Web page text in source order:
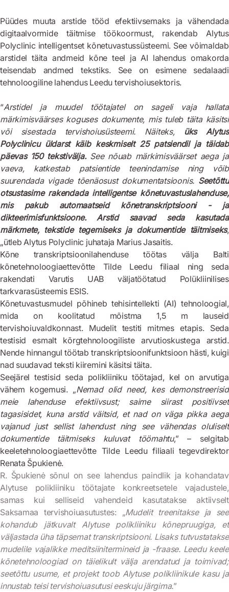
Püüdes muuta arstide tööd efektiivsemaks ja vähendada
digitaalvormide täitmise töökoormust, rakendab Alytus
Polyclinic intelligentset kõnetuvastussüsteemi. See võimaldab
arstidel täita andmeid kõne teel ja AI lahendus omakorda
teisendab andmed tekstiks. See on esimene sedalaadi
tehnoloogiline lahendus Leedu tervishoiusektoris.
“Arstidel ja muudel töötajatel on sageli vaja hallata
märkimisväärses koguses dokumente, mis tuleb täita käsitsi
või sisestada tervishoiusüsteemi. Näiteks, üks Alytus
Polyclinicu üldarst käib keskmiselt 25 patsiendil ja täidab
päevas 150 tekstivälja.See nõuab märkimisväärset aega ja
vaeva, katkestab patsientide teenindamise ning võib
suurendada vigade tõenäosust dokumentatsioonis. Seetõttu
otsustasime rakendada intelligentse kõnetuvastuslahenduse,
mis pakub automaatseid kõnetranskriptsiooni - ja
dikteerimisfunktsioone. Arstid saavad seda kasutada
märkmete, tekstide tegemiseks ja dokumentide täitmiseks,
„ütleb Alytus Polyclinic juhataja Marius Jasaitis.
Kõne transkriptsioonilahenduse töötas välja Balti
kõnetehnoloogiaettevõtte Tilde Leedu filiaal ning seda
rakendati Varutis UAB väljatöötatud Polükliinilises
tarkvarasüsteemis ESIS.
Kõnetuvastusmudel põhineb tehisintellekti (AI) tehnoloogial,
mida on koolitatud mõistma 1,5 m lauseid
tervishoiuvaldkonnast. Mudelit testiti mitmes etapis. Seda
testisid esmalt kõrgtehnoloogiliste arvutioskustega arstid.
Nende hinnangul töötab transkriptsioonifunktsioon hästi, kuigi
nad suudavad teksti kiiremini käsitsi täita.
Seejärel testisid seda polikliiniku töötajad, kel on arvutiga
vähem kogemusi. „Nemad olid need, kes demonstreerisid
meie lahenduse efektiivsust; saime siirast positiivset
tagasisidet, kuna arstid väitsid, et nad on väga pikka aega
vajanud just sellist lahendust ning see vähendas oluliselt
dokumentide täitmiseks kuluvat töömahtu,” – selgitab
keeletehnoloogiaettevõtte Tilde Leedu filiaali tegevdirektor
Renata Špukienė.
R. Špukienė sõnul on see lahendus paindlik ja kohandatav
Alytuse polikliiniku töötajate konkreetsetele vajadustele,
samas kui selliseid vahendeid kasutatakse aktiivselt
Saksamaa tervishoiuasutustes: „Mudelit treenitakse ja see
kohandub jätkuvalt Alytuse polikliiniku kõnepruugiga, et
väljastada üha täpsemat transkriptsiooni. Lisaks tutvustatakse
mudelile vajalikke meditsiinitermineid ja -fraase. Leedu keele
kõnetehnoloogiad on täielikult välja arendatud ja toimivad;
seetõttu usume, et projekt toob Alytuse polikliinikule kasu ja
innustab teisi tervishoiuasutusi eeskuju järgima.”